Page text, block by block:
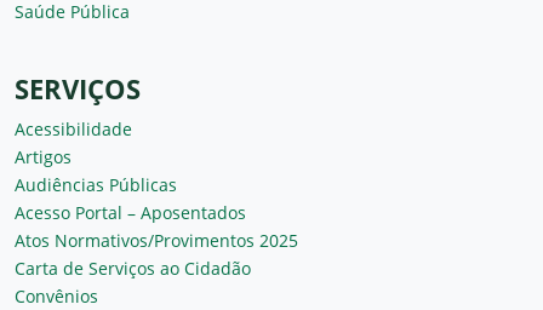
Saúde Pública
SERVIÇOS
Acessibilidade
Artigos
Audiências Públicas
Acesso Portal – Aposentados
Atos Normativos/Provimentos 2025
Carta de Serviços ao Cidadão
Convênios